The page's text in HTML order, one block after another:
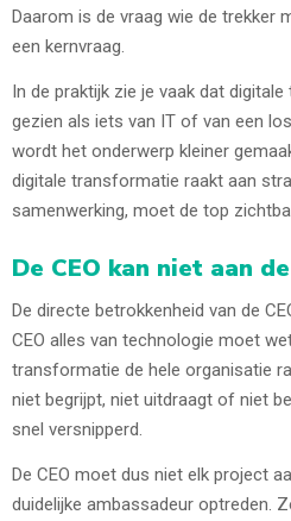
Daarom is de vraag wie de trekker
een kernvraag.
In de praktijk zie je vaak dat
gezien als iets van IT of van een
wordt het onderwerp kleiner
digitale transformatie raakt aan
samenwerking, moet de top
De CEO kan niet aan
De directe betrokkenheid van de
CEO alles van technologie moet
transformatie de hele organisatie
niet begrijpt, niet uitdraagt of niet
snel versnipperd.
De CEO moet dus niet elk project
duidelijke ambassadeur optreden.